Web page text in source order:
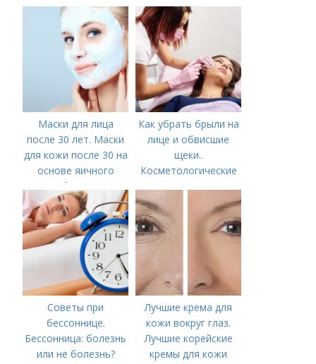
Маски для лица
после 30 лет. Маски
для кожи после 30 на
основе яичного
белка
Как убрать брыли на
лице и обвисшие
щеки..
Косметологические
Советы при
бессоннице.
Бессонница: болезнь
или не болезнь?
Лучшие крема для
кожи вокруг глаз.
Лучшие корейские
кремы для кожи